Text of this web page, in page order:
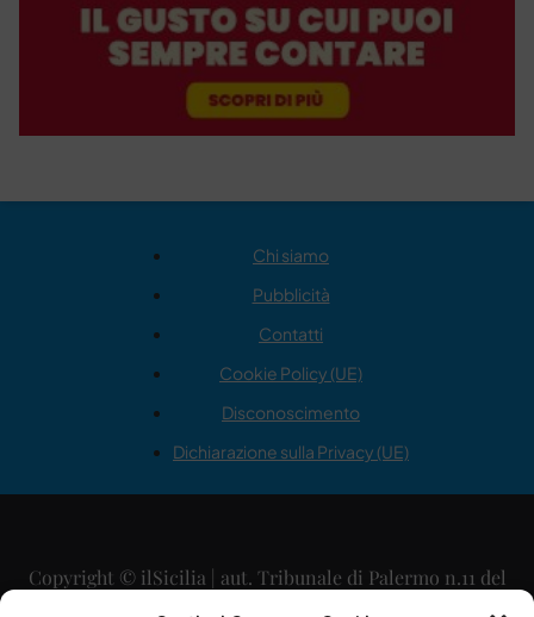
Chi siamo
Pubblicità
Contatti
Cookie Policy (UE)
Disconoscimento
Dichiarazione sulla Privacy (UE)
Copyright © ilSicilia | aut. Tribunale di Palermo n.11 del
29/09/2015